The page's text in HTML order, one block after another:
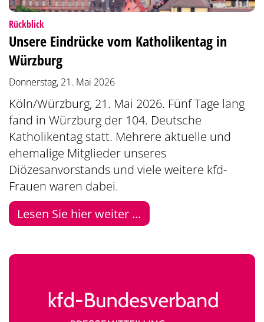
Rückblick:
Unsere Eindrücke vom Katholikentag in
Würzburg
Donnerstag, 21. Mai 2026
Köln/Würzburg, 21. Mai 2026. Fünf Tage lang
fand in Würzburg der 104. Deutsche
Katholikentag statt. Mehrere aktuelle und
ehemalige Mitglieder unseres
Diözesanvorstands und viele weitere kfd-
Frauen waren dabei.
Lesen Sie hier weiter ...